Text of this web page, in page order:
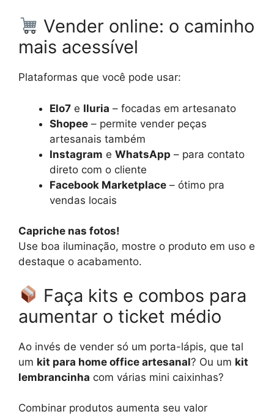
Vender online: o caminho
mais acessível
Plataformas que você pode usar:
Elo7 e Iluria – focadas em artesanato
Shopee – permite vender peças
artesanais também
Instagram e WhatsApp – para contato
direto com o cliente
Facebook Marketplace – ótimo pra
vendas locais
Capriche nas fotos!
Use boa iluminação, mostre o produto em uso e
destaque o acabamento.
Faça kits e combos para
aumentar o ticket médio
Ao invés de vender só um porta-lápis, que tal
um kit para home office artesanal? Ou um kit
lembrancinha com várias mini caixinhas?
Combinar produtos aumenta seu valor